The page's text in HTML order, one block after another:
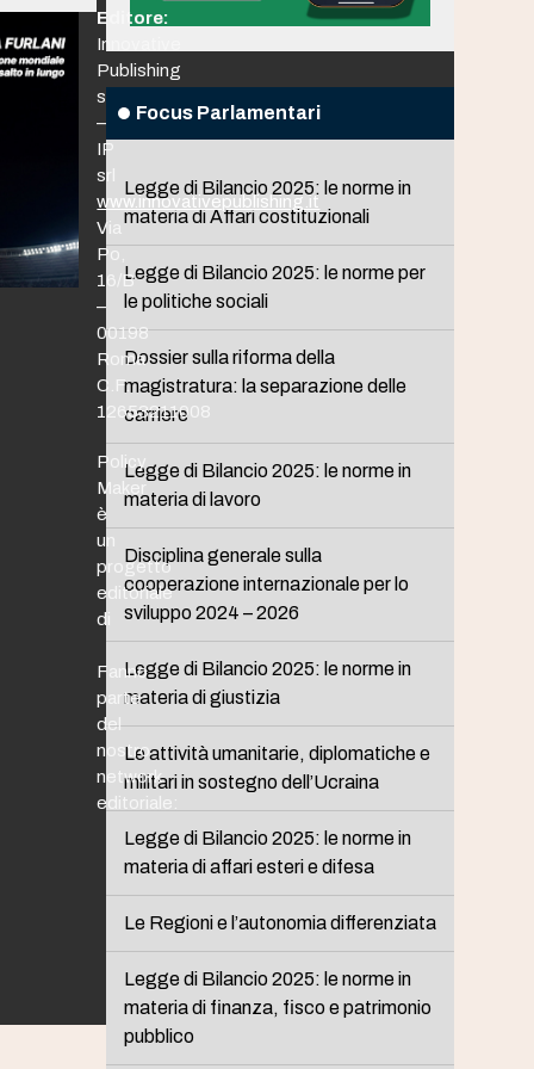
Focus Parlamentari
Legge di Bilancio 2025: le norme in
materia di Affari costituzionali
Legge di Bilancio 2025: le norme per
le politiche sociali
Dossier sulla riforma della
magistratura: la separazione delle
carriere
Legge di Bilancio 2025: le norme in
materia di lavoro
Disciplina generale sulla
cooperazione internazionale per lo
sviluppo 2024 – 2026
Legge di Bilancio 2025: le norme in
materia di giustizia
Le attività umanitarie, diplomatiche e
militari in sostegno dell’Ucraina
Legge di Bilancio 2025: le norme in
materia di affari esteri e difesa
Le Regioni e l’autonomia differenziata
Legge di Bilancio 2025: le norme in
materia di finanza, fisco e patrimonio
pubblico
Editore:
Innovative
Publishing
srl
–
IP
srl
www.innovativepublishing.it
Via
Po,
16/B
–
00198
Roma
C.F.
12653211008
Policy
Maker
è
un
progetto
editoriale
di
Fanno
parte
del
nostro
network
editoriale: